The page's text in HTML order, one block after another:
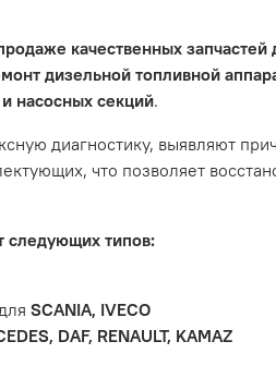
случаи:
который подвержен
т.д.
установкой или
качественных
дизельной топливной
насосных секций.
диагностику, выявляют
что позволяет
следующих типов:
для SCANIA, IVECO
DAF, RENAULT, KAMAZ